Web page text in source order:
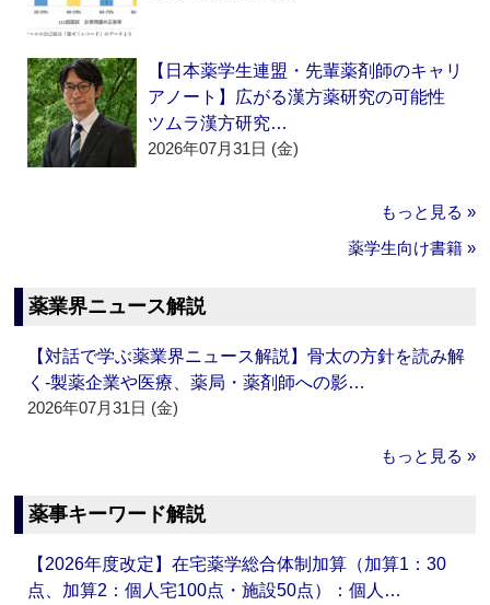
【日本薬学生連盟・先輩薬剤師のキャリ
アノート】広がる漢方薬研究の可能性
ツムラ漢方研究…
2026年07月31日 (金)
もっと見る »
薬学生向け書籍 »
薬業界ニュース解説
【対話で学ぶ薬業界ニュース解説】骨太の方針を読み解
く‐製薬企業や医療、薬局・薬剤師への影…
2026年07月31日 (金)
もっと見る »
薬事キーワード解説
【2026年度改定】在宅薬学総合体制加算（加算1：30
点、加算2：個人宅100点・施設50点）：個人…